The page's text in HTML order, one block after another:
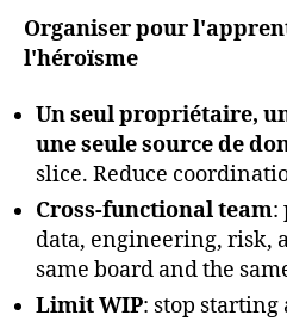
Organiser pour
l'héroïsme
Un seul propriétaire,
une seule source de
slice. Reduce
Cross-functional team:
data, engineering, risk,
same board and the
Limit WIP: stop